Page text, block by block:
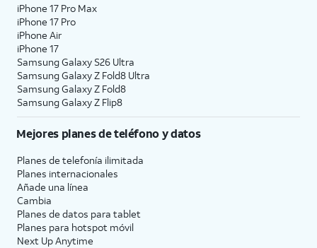
iPhone 17 Pro Max
iPhone 17 Pro
iPhone Air
iPhone 17
Samsung Galaxy S26 Ultra
Samsung Galaxy Z Fold8 Ultra
Samsung Galaxy Z Fold8
Samsung Galaxy Z Flip8
Mejores planes de teléfono y datos
Planes de telefonía ilimitada
Planes internacionales
Añade una línea
Cambia
Planes de datos para tablet
Planes para hotspot móvil
Next Up Anytime